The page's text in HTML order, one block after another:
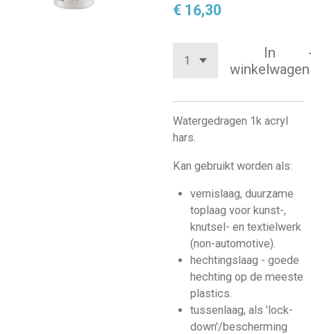
€ 16,30
In
winkelwagen
Watergedragen 1k acryl
hars.
Kan gebruikt worden als:
vernislaag, duurzame
toplaag voor kunst-,
knutsel- en textielwerk
(non-automotive).
hechtingslaag - goede
hechting op de meeste
plastics.
tussenlaag, als 'lock-
down'/bescherming